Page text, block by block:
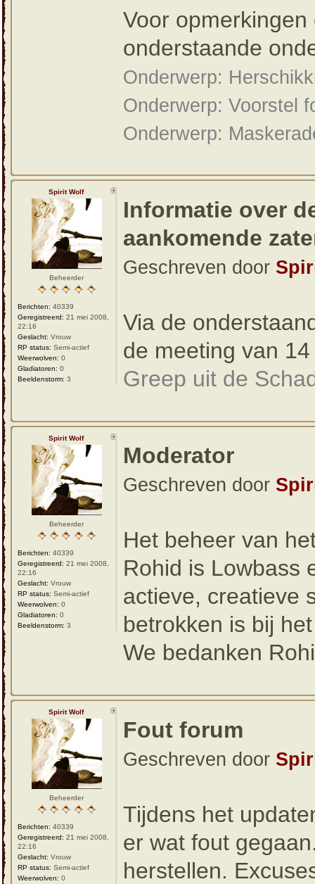
Voor
onderstaande
Onderwerp:
Onderwerp: Voorstel
Onderwerp:
Spirit Wolf
Beheerder
Berichten: 40339
Geregistreerd: 21 mei 2008,
22:16
Geslacht: Vrouw
RP status: Semi-actief
Weerwolven: 0
Gladiatoren: 0
Beeldenstorm: 3
Informatie over
aankomende
Geschreven door
Via de
de meeting van
Greep uit de
Spirit Wolf
Beheerder
Berichten: 40339
Geregistreerd: 21 mei 2008,
22:16
Geslacht: Vrouw
RP status: Semi-actief
Weerwolven: 0
Gladiatoren: 0
Beeldenstorm: 3
Moderator
Geschreven door
Het beheer van
Rohid is Lowbass
actieve, creatieve
betrokken is bij
We bedanken
Spirit Wolf
Beheerder
Berichten: 40339
Geregistreerd: 21 mei 2008,
22:16
Geslacht: Vrouw
RP status: Semi-actief
Weerwolven: 0
Fout forum
Geschreven door
Tijdens het
er wat fout
herstellen.